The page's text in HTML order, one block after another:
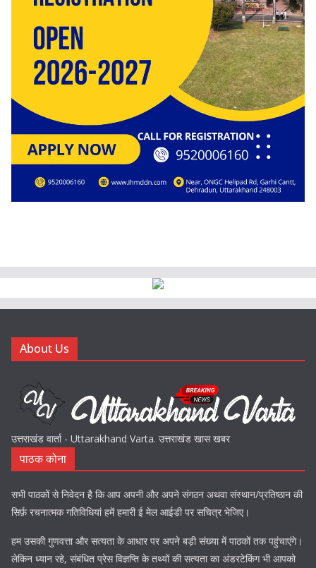
About Us
उत्तराखंड वार्ता - Uttarakhand Varta. उत्तराखंड खास खबर
पाठक कोना
सभी पाठकों से निवेदन है कि आप अपनी और अपने संगठन अथवा संस्थान/प्रतिष्ठान की
सिर्फ़ रचनात्मक गतिविधियां हमें हमारी ई मेल आईडी पर सचित्र भेजिए।
हम उसकी गुणवत्ता और सत्यता के आधार पर अपने बड़ी संख्या में पाठकों तक पहुंचाएंगे।
लेकिन ध्यान रहे, संबंधित प्रेस विज्ञप्ति के तथ्यों की सत्यता का अंडरटेकिंग भी आपको